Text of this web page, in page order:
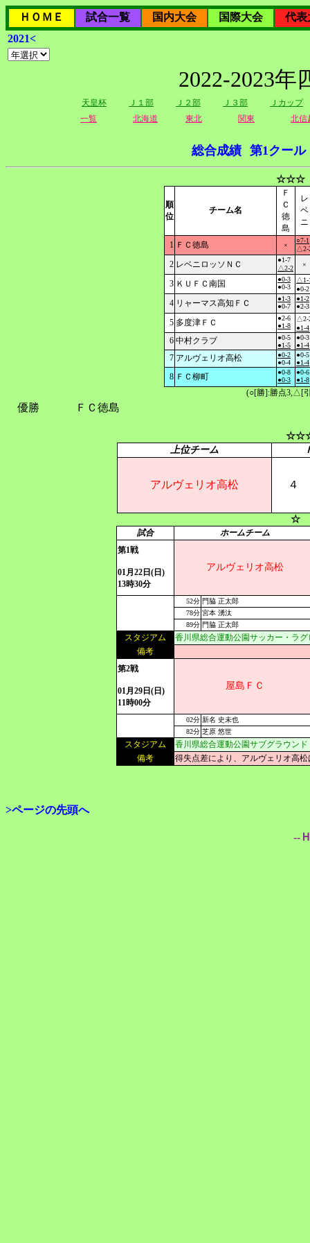
ＨＯＭＥ 試合一覧 国内大会 国際大会
代表
2021<
2022-2023
天皇杯 Ｊ１部 Ｊ２部 Ｊ３部
Ｊカップ
一覧
北海道 東北 関東 北信
総合成績 第1クール
☆☆☆
順
位
チーム名
Ｆ
Ｃ
徳
島
レ
ベ
ニ
1 ＦＣ徳島 ×
○7-1
△2-
2 レベニロッソＮＣ
●1-7
△2-2
×
3 ＫＵＦＣ南国
●0-3
●0-3
△1-
●0-2
4 リャーマス高知ＦＣ
●1-3
●0-7
●1-2
●2-3
5 多度津ＦＣ
●2-6
●1-8
△2-
●1-4
6 中村クラブ
●0-5
●1-5
●0-3
●1-4
7 アルヴェリオ高松
●0-2
●0-4
●0-5
●1-4
8 ＦＣ柳町
●0-8
●0-3
●0-6
●1-8
(○[勝]:勝点3,△[
優勝 ＦＣ徳島
上位チーム
アルヴェリオ高松 ４
☆
試合
ホームチーム
第1戦
01月22日(日)
13時30分
アルヴェリオ高松
52分 門脇 正太郎
78分 宮本 湧汰
89分 門脇 正太郎
スタジアム
香川県総合運動公園サッカー・ラグ
備考
第2戦
01月29日(日)
11時00分
屋島ＦＣ
02分 新名 史未也
82分 芝原 悠世
スタジアム
香川県総合運動公園サブグラウンド
備考
得失点差により、アルヴェリオ高
>ページの先頭へ
--